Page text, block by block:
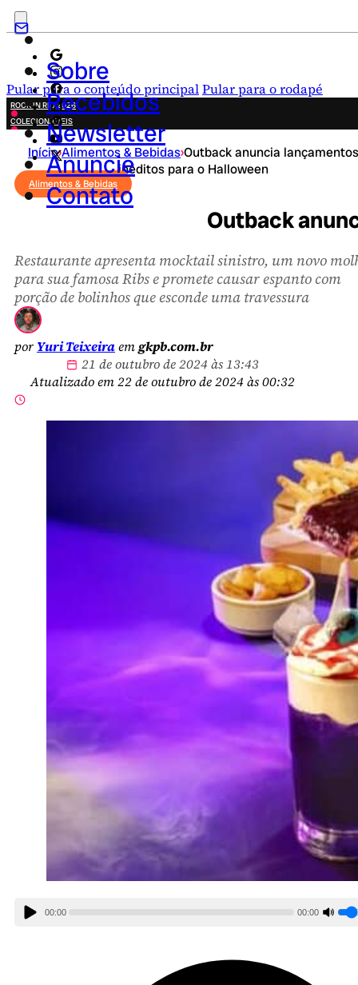
Pular para o conteúdo principalPular para o rodapé
Sobre
Recebidos
Newsletter
Anuncie
Contato
ROCK IN RIO 2026
COLECIONÁVEIS
FESTA JUNINA
NOVIDADES
CAMPANHAS CRIATIVAS
Início›Alimentos & Bebidas›Outback anuncia lançamentos
inéditos para o Halloween
Alimentos & Bebidas
Outback
Restaurante apresenta mocktail sinistro, um novo
para sua famosa Ribs e promete causar espanto com
porção de bolinhos que esconde uma travessura
por Yuri Teixeiraemgkpb.com.br
21 de outubro de 2024 às 13:43
Atualizado em 22 de outubro de 2024 às 00:32
00:00 00:00